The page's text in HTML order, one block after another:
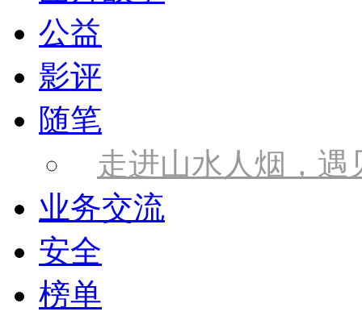
公益
影评
随笔
走进山水人烟，遇
业务交流
安全
榜单